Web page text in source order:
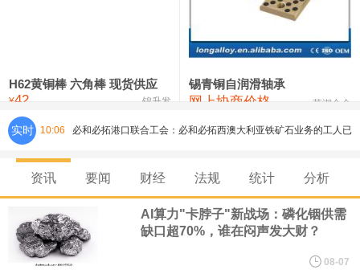
24,400
氯化镍 38,300—40,300 39,300 0
H62黄铜棒 六角棒 现货供应
¥42 锦升发
锡青铜自润滑轴承
网上协商价格 芜湖合金
实时 10:06 必和必拓港口联合工会：必和必拓西澳大利亚铁矿石业务的工人已
通知，将于8月9日实施24小时停工。
8月7日，宇树科技董事长王兴兴网上路演时表示，报告期内，公司
研发费用金额分别为4,995.18万元、7,001.70万元、14,496.56万
资讯 要闻 财经 法规 统计 分析
AI算力"卡脖子"新战场：磷化铟供需
缺口超70%，谁在闷声发大财？
08-07